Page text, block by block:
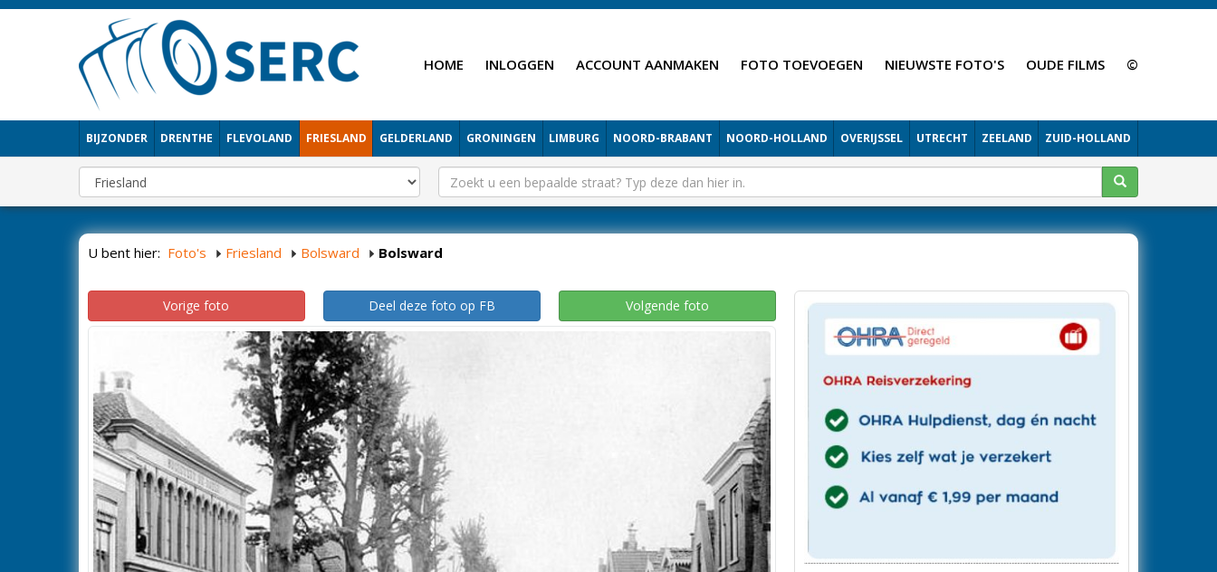
HOME INLOGGEN ACCOUNT AANMAKEN FOTO TOEVOEGEN NIEUWSTE FOTO'S OUDE FILMS ©
BIJZONDER DRENTHE FLEVOLAND FRIESLAND GELDERLAND GRONINGEN LIMBURG NOORD-BRABANT NOORD-HOLLAND OVERIJSSEL UTRECHT ZEELAND ZUID-HOLLAND
U bent hier: Foto's Friesland Bolsward Bolsward
Vorige foto Deel deze foto op FB Volgende foto